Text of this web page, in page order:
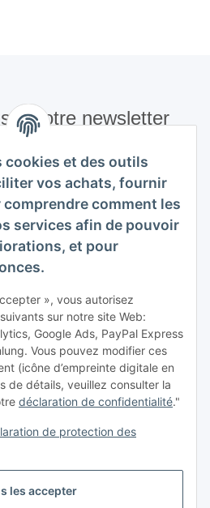
les accepter
cookies et des outils
vos achats, fournir
comment les
services afin de pouvoir
et pour
», vous autorisez
sur notre site Web:
Google Ads, PayPal Express
Vous pouvez modifier ces
(icône d’empreinte digitale en
de détails, veuillez consulter la
déclaration de confidentialité."
de protection des
à notre newsletter
politique de confidentialité, des
gamme de produits par e-mail.
S'abonner
S'abonner